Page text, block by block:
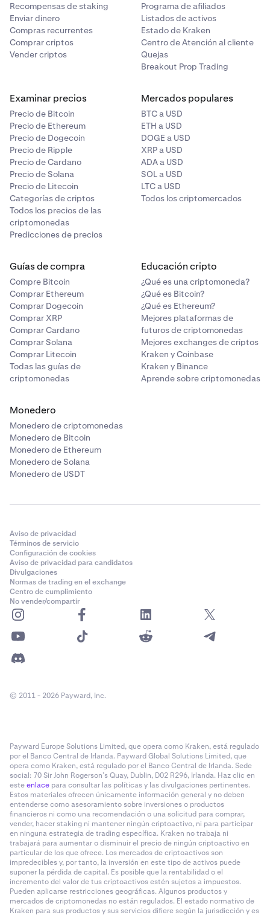
Recompensas de staking
Enviar dinero
Compras recurrentes
Comprar criptos
Vender criptos
Programa de afiliados
Listados de activos
Estado de Kraken
Centro de Atención al cliente
Quejas
Breakout Prop Trading
Examinar precios
Precio de Bitcoin
Precio de Ethereum
Precio de Dogecoin
Precio de Ripple
Precio de Cardano
Precio de Solana
Precio de Litecoin
Categorías de criptos
Todos los precios de las
criptomonedas
Predicciones de precios
Mercados populares
BTC a USD
ETH a USD
DOGE a USD
XRP a USD
ADA a USD
SOL a USD
LTC a USD
Todos los criptomercados
Guías de compra
Compre Bitcoin
Comprar Ethereum
Comprar Dogecoin
Comprar XRP
Comprar Cardano
Comprar Solana
Comprar Litecoin
Todas las guías de
criptomonedas
Educación cripto
¿Qué es una criptomoneda?
¿Qué es Bitcoin?
¿Qué es Ethereum?
Mejores plataformas de
futuros de criptomonedas
Mejores exchanges de criptos
Kraken y Coinbase
Kraken y Binance
Aprende sobre criptomonedas
Monedero
Monedero de criptomonedas
Monedero de Bitcoin
Monedero de Ethereum
Monedero de Solana
Monedero de USDT
Aviso de privacidad
Términos de servicio
Configuración de cookies
Aviso de privacidad para candidatos
Divulgaciones
Normas de trading en el exchange
Centro de cumplimiento
No vender/compartir
© 2011 - 2026 Payward, Inc.
Payward Europe Solutions Limited, que opera como Kraken, está regulado
por el Banco Central de Irlanda. Payward Global Solutions Limited, que
opera como Kraken, está regulado por el Banco Central de Irlanda. Sede
social: 70 Sir John Rogerson’s Quay, Dublin, D02 R296, Irlanda. Haz clic en
esteenlace para consultar las políticas y las divulgaciones pertinentes.
Estos materiales ofrecen únicamente información general y no deben
entenderse como asesoramiento sobre inversiones o productos
financieros ni como una recomendación o una solicitud para comprar,
vender, hacer staking ni mantener ningún criptoactivo, ni para participar
en ninguna estrategia de trading específica. Kraken no trabaja ni
trabajará para aumentar o disminuir el precio de ningún criptoactivo en
particular de los que ofrece. Los mercados de criptoactivos son
impredecibles y, por tanto, la inversión en este tipo de activos puede
suponer la pérdida de capital. Es posible que la rentabilidad o el
incremento del valor de tus criptoactivos estén sujetos a impuestos.
Pueden aplicarse restricciones geográficas. Algunos productos y
mercados de criptomonedas no están regulados. El estado normativo de
Kraken para sus productos y sus servicios difiere según la jurisdicción y es